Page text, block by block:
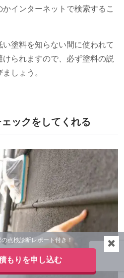
インターネットで検索するこ
い塗料を知らない間に使われて
られますので、必ず塗料の説
しょう。
ックをしてくれる
点検診断レポート付き！
もりを申し込む